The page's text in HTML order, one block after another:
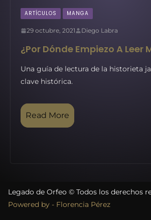
ARTÍCULOS MANGA
29 octubre, 2021 Diego Labra
¿Por Dónde Empiezo A Leer
Una guía de lectura de la historieta
clave histórica.
Read More
Legado de Orfeo © Todos los derechos
Powered by - Florencia Pérez